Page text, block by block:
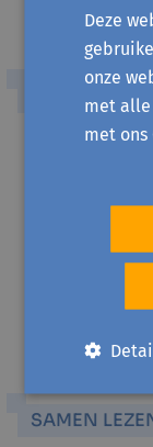
BOVENHUIDS
Lieselot
weg naar
SAMEN
Deze
onze
met
met